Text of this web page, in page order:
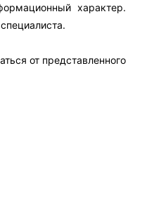
характер.
от представленного